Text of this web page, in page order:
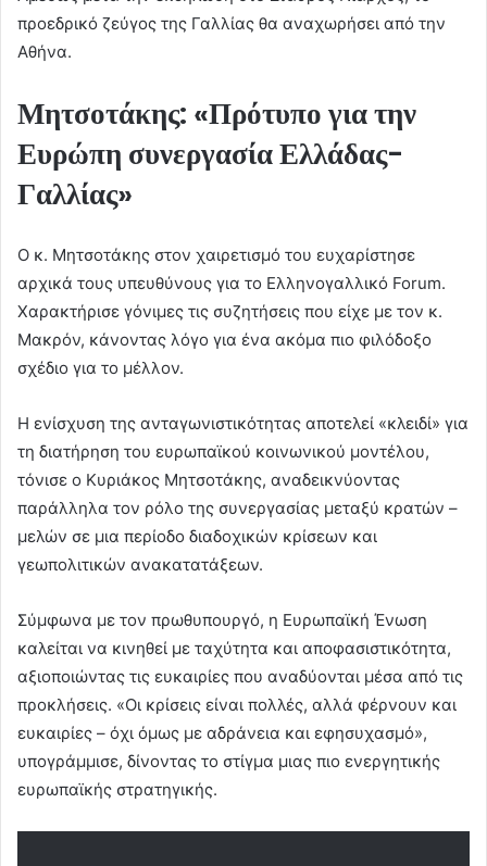
προεδρικό ζεύγος της Γαλλίας θα αναχωρήσει από την
Αθήνα.
Μητσοτάκης: «Πρότυπο για την
Ευρώπη συνεργασία Ελλάδας-
Γαλλίας»
Ο κ. Μητσοτάκης στον χαιρετισμό του ευχαρίστησε
αρχικά τους υπευθύνους για το Ελληνογαλλικό Forum.
Χαρακτήρισε γόνιμες τις συζητήσεις που είχε με τον κ.
Μακρόν, κάνοντας λόγο για ένα ακόμα πιο φιλόδοξο
σχέδιο για το μέλλον.
Η ενίσχυση της ανταγωνιστικότητας αποτελεί «κλειδί» για
τη διατήρηση του ευρωπαϊκού κοινωνικού μοντέλου,
τόνισε ο Κυριάκος Μητσοτάκης, αναδεικνύοντας
παράλληλα τον ρόλο της συνεργασίας μεταξύ κρατών –
μελών σε μια περίοδο διαδοχικών κρίσεων και
γεωπολιτικών ανακατατάξεων.
Σύμφωνα με τον πρωθυπουργό, η Ευρωπαϊκή Ένωση
καλείται να κινηθεί με ταχύτητα και αποφασιστικότητα,
αξιοποιώντας τις ευκαιρίες που αναδύονται μέσα από τις
προκλήσεις. «Οι κρίσεις είναι πολλές, αλλά φέρνουν και
ευκαιρίες – όχι όμως με αδράνεια και εφησυχασμό»,
υπογράμμισε, δίνοντας το στίγμα μιας πιο ενεργητικής
ευρωπαϊκής στρατηγικής.